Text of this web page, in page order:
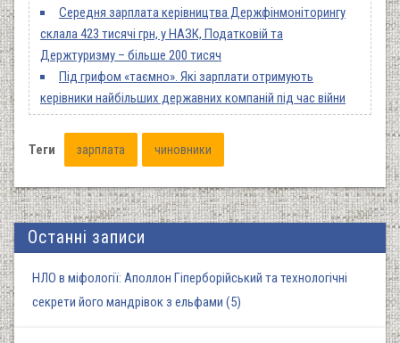
Середня зарплата керівництва Держфінмоніторингу
склала 423 тисячі грн, у НАЗК, Податковій та
Держтуризму – більше 200 тисяч
Під грифом «таємно». Які зарплати отримують
керівники найбільших державних компаній під час війни
Теги зарплата чиновники
Останні записи
НЛО в міфології: Аполлон Гіперборійський та технологічні
секрети його мандрівок з ельфами (5)